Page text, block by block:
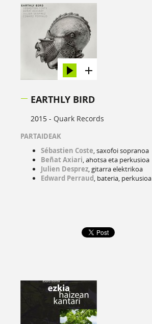
EARTHLY BIRD
2015 - Quark Records
PARTAIDEAK
Sébastien Coste, saxofoi sopranoa
Beñat Axiari, ahotsa eta perkusioa
Julien Desprez, gitarra elektrikoa
Edward Perraud, bateria, perkusioa